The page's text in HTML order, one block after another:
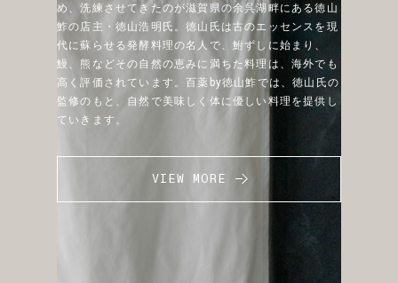
め、洗練させてきたのが滋賀県の余呉湖畔にある徳山
鮓の店主・徳山浩明氏。徳山氏は古のエッセンスを現
代に蘇らせる発酵料理の名人で、 鮒ずしに始まり、
鰻、熊などその自然の恵みに満ちた料理は、 海外でも
高く評価されています。百薬by徳山鮓では、徳山氏の
監修のもと、 自然で美味しく体に優しい料理を提供し
ていきます。
VIEW MORE